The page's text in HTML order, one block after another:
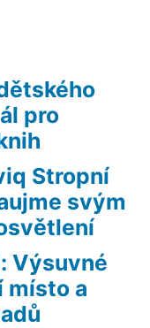
pro
Stropní
svým
Výsuvné
místo a